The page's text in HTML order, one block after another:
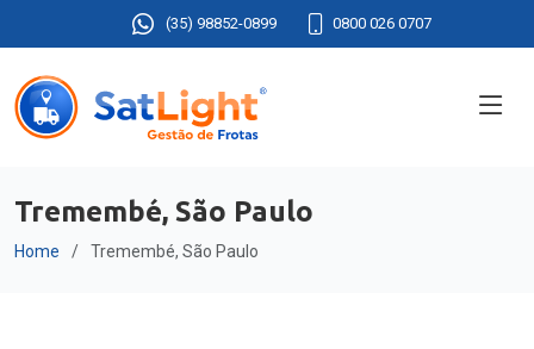
(35) 98852-0899 0800 026 0707
Tremembé, São Paulo
Home Tremembé, São Paulo